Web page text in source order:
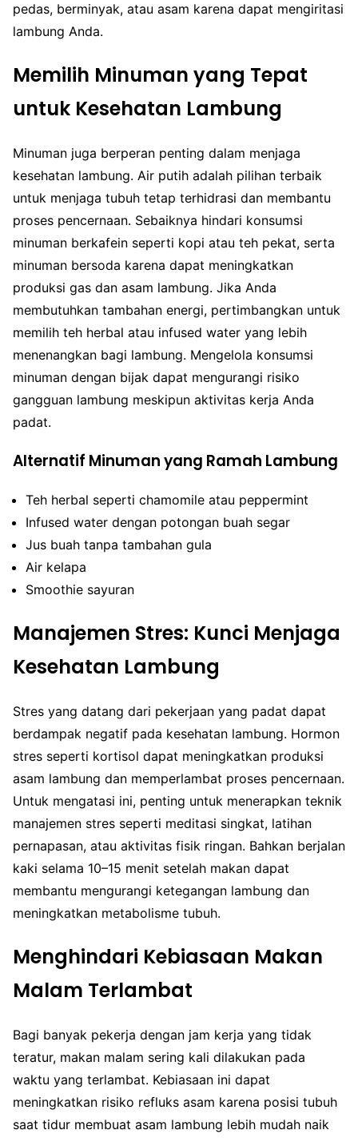
pedas, berminyak, atau asam karena dapat mengiritasi
lambung Anda.
Memilih Minuman yang Tepat
untuk Kesehatan Lambung
Minuman juga berperan penting dalam menjaga
kesehatan lambung. Air putih adalah pilihan terbaik
untuk menjaga tubuh tetap terhidrasi dan membantu
proses pencernaan. Sebaiknya hindari konsumsi
minuman berkafein seperti kopi atau teh pekat, serta
minuman bersoda karena dapat meningkatkan
produksi gas dan asam lambung. Jika Anda
membutuhkan tambahan energi, pertimbangkan untuk
memilih teh herbal atau infused water yang lebih
menenangkan bagi lambung. Mengelola konsumsi
minuman dengan bijak dapat mengurangi risiko
gangguan lambung meskipun aktivitas kerja Anda
padat.
Alternatif Minuman yang Ramah Lambung
Teh herbal seperti chamomile atau peppermint
Infused water dengan potongan buah segar
Jus buah tanpa tambahan gula
Air kelapa
Smoothie sayuran
Manajemen Stres: Kunci Menjaga
Kesehatan Lambung
Stres yang datang dari pekerjaan yang padat dapat
berdampak negatif pada kesehatan lambung. Hormon
stres seperti kortisol dapat meningkatkan produksi
asam lambung dan memperlambat proses pencernaan.
Untuk mengatasi ini, penting untuk menerapkan teknik
manajemen stres seperti meditasi singkat, latihan
pernapasan, atau aktivitas fisik ringan. Bahkan berjalan
kaki selama 10–15 menit setelah makan dapat
membantu mengurangi ketegangan lambung dan
meningkatkan metabolisme tubuh.
Menghindari Kebiasaan Makan
Malam Terlambat
Bagi banyak pekerja dengan jam kerja yang tidak
teratur, makan malam sering kali dilakukan pada
waktu yang terlambat. Kebiasaan ini dapat
meningkatkan risiko refluks asam karena posisi tubuh
saat tidur membuat asam lambung lebih mudah naik